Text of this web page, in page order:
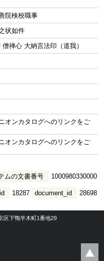
院検校職事
状如件
禅心 大納言法印（道我）
オンカタログへのリンクをご
オンカタログへのリンクをご
ムの文書番号 1000980330000
document_id 28698
18287
区下鴨半木町1番地29